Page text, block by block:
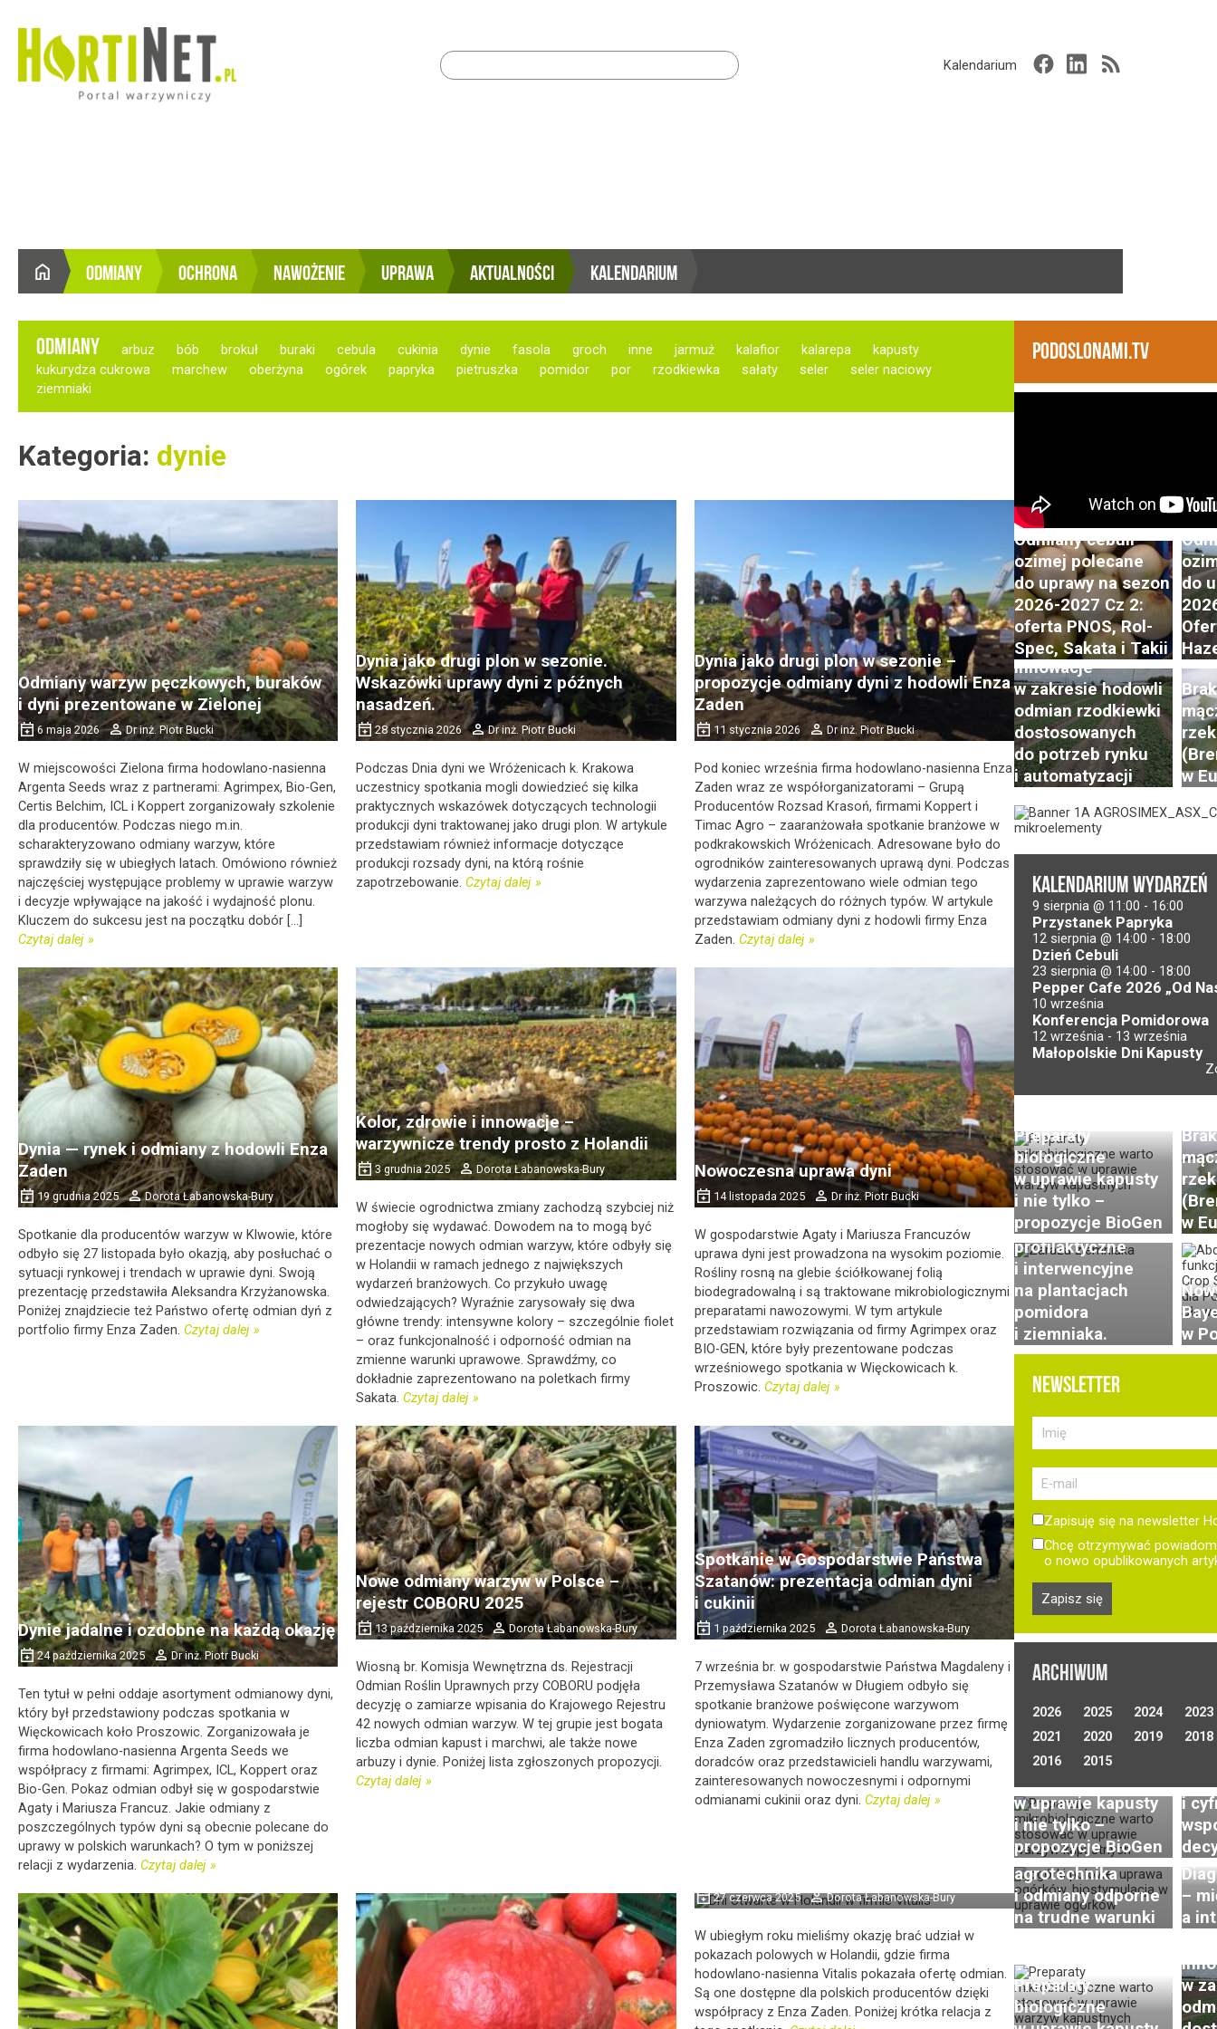
Szukaj: Kalendarium
STRONA
GŁÓWNA
ODMIANY OCHRONA NAWOŻENIE UPRAWA AKTUALNOŚCI KALENDARIUM
ODMIANY arbuz bób brokuł buraki cebula cukinia dynie fasola groch inne jarmuż kalafior kalarepa
kapusty
kukurydza cukrowa
marchew oberżyna ogórek papryka pietruszka pomidor por rzodkiewka sałaty seler
seler naciowy
ziemniaki
Kategoria: dynie
Odmiany warzyw pęczkowych, buraków
i dyni prezentowane w Zielonej
6 maja 2026 Dr inż. Piotr Bucki
W miejscowości Zielona firma hodowlano-nasienna
Argenta Seeds wraz z partnerami: Agrimpex, Bio-Gen,
Certis Belchim, ICL i Koppert zorganizowały szkolenie
dla producentów. Podczas niego m.in.
scharakteryzowano odmiany warzyw, które
sprawdziły się w ubiegłych latach. Omówiono również
najczęściej występujące problemy w uprawie warzyw
i decyzje wpływające na jakość i wydajność plonu.
Kluczem do sukcesu jest na początku dobór [...]
Czytaj dalej
Dynia jako drugi plon w sezonie.
Wskazówki uprawy dyni z późnych
nasadzeń.
28 stycznia 2026 Dr inż. Piotr Bucki
Podczas Dnia dyni we Wróżenicach k. Krakowa
uczestnicy spotkania mogli dowiedzieć się kilka
praktycznych wskazówek dotyczących technologii
produkcji dyni traktowanej jako drugi plon. W artykule
przedstawiam również informacje dotyczące
produkcji rozsady dyni, na którą rośnie
zapotrzebowanie. Czytaj dalej
Dynia jako drugi plon w sezonie –
propozycje odmiany dyni z hodowli Enza
Zaden
11 stycznia 2026 Dr inż. Piotr Bucki
Pod koniec września firma hodowlano-nasienna Enza
Zaden wraz ze współorganizatorami – Grupą
Producentów Rozsad Krasoń, firmami Koppert i
Timac Agro – zaaranżowała spotkanie branżowe w
podkrakowskich Wróżenicach. Adresowane było do
ogrodników zainteresowanych uprawą dyni. Podczas
wydarzenia zaprezentowano wiele odmian tego
warzywa należących do różnych typów. W artykule
przedstawiam odmiany dyni z hodowli firmy Enza
Zaden. Czytaj dalej
Dynia — rynek i odmiany z hodowli Enza
Zaden
19 grudnia 2025 Dorota Łabanowska-Bury
Spotkanie dla producentów warzyw w Klwowie, które
odbyło się 27 listopada było okazją, aby posłuchać o
sytuacji rynkowej i trendach w uprawie dyni. Swoją
prezentację przedstawiła Aleksandra Krzyżanowska.
Poniżej znajdziecie też Państwo ofertę odmian dyń z
portfolio firmy Enza Zaden. Czytaj dalej
Kolor, zdrowie i innowacje –
warzywnicze trendy prosto z Holandii
3 grudnia 2025 Dorota Łabanowska-Bury
W świecie ogrodnictwa zmiany zachodzą szybciej niż
mogłoby się wydawać. Dowodem na to mogą być
prezentacje nowych odmian warzyw, które odbyły się
w Holandii w ramach jednego z największych
wydarzeń branżowych. Co przykuło uwagę
odwiedzających? Wyraźnie zarysowały się dwa
główne trendy: intensywne kolory – szczególnie fiolet
– oraz funkcjonalność i odporność odmian na
zmienne warunki uprawowe. Sprawdźmy, co
dokładnie zaprezentowano na poletkach firmy
Sakata. Czytaj dalej
Nowoczesna uprawa dyni
14 listopada 2025 Dr inż. Piotr Bucki
W gospodarstwie Agaty i Mariusza Francuzów
uprawa dyni jest prowadzona na wysokim poziomie.
Rośliny rosną na glebie ściółkowanej folią
biodegradowalną i są traktowane mikrobiologicznymi
preparatami nawozowymi. W tym artykule
przedstawiam rozwiązania od firmy Agrimpex oraz
BIO-GEN, które były prezentowane podczas
wrześniowego spotkania w Więckowicach k.
Proszowic. Czytaj dalej
Dynie jadalne i ozdobne na każdą okazję
24 października 2025 Dr inż. Piotr Bucki
Ten tytuł w pełni oddaje asortyment odmianowy dyni,
który był przedstawiony podczas spotkania w
Więckowicach koło Proszowic. Zorganizowała je
firma hodowlano-nasienna Argenta Seeds we
współpracy z firmami: Agrimpex, ICL, Koppert oraz
Bio-Gen. Pokaz odmian odbył się w gospodarstwie
Agaty i Mariusza Francuz. Jakie odmiany z
poszczególnych typów dyni są obecnie polecane do
uprawy w polskich warunkach? O tym w poniższej
relacji z wydarzenia. Czytaj dalej
Nowe odmiany warzyw w Polsce –
rejestr COBORU 2025
13 października 2025 Dorota Łabanowska-Bury
Wiosną br. Komisja Wewnętrzna ds. Rejestracji
Odmian Roślin Uprawnych przy COBORU podjęła
decyzję o zamiarze wpisania do Krajowego Rejestru
42 nowych odmian warzyw. W tej grupie jest bogata
liczba odmian kapust i marchwi, ale także nowe
arbuzy i dynie. Poniżej lista zgłoszonych propozycji.
Czytaj dalej
Spotkanie w Gospodarstwie Państwa
Szatanów: prezentacja odmian dyni
i cukinii
1 października 2025 Dorota Łabanowska-Bury
7 września br. w gospodarstwie Państwa Magdaleny i
Przemysława Szatanów w Długiem odbyło się
spotkanie branżowe poświęcone warzywom
dyniowatym. Wydarzenie zorganizowane przez firmę
Enza Zaden zgromadziło licznych producentów,
doradców oraz przedstawicieli handlu warzywami,
zainteresowanych nowoczesnymi i odpornymi
odmianami cukinii oraz dyni. Czytaj dalej
27 czerwca 2025 Dorota Łabanowska-Bury
W ubiegłym roku mieliśmy okazję brać udział w
pokazach polowych w Holandii, gdzie firma
hodowlano-nasienna Vitalis pokazała ofertę odmian.
Są one dostępne dla polskich producentów dzięki
współpracy z Enza Zaden. Poniżej krótka relacja z
PODOSLONAMI.TV
Odmiany cebuli
ozimej polecane
do uprawy na sezon
2026-2027 Cz 2:
oferta PNOS, Rol-
Spec, Sakata i Takii
do
Postępy i trendy
w hodowli i uprawie
rzodkiewki. Cz. 2:
Innowacje
w zakresie hodowli
odmian rzodkiewki
dostosowanych
do potrzeb rynku
i automatyzacji
w
KALENDARIUM WYDARZEŃ
9 sierpnia @ 11:00 - 16:00
Przystanek Papryka
12 sierpnia @ 14:00 - 18:00
Dzień Cebuli
23 sierpnia @ 14:00 - 18:00
Pepper Cafe 2026 „Od
10 września
Konferencja Pomidorowa
12 września - 13 września
Małopolskie Dni Kapusty
Preparaty
biologiczne
w uprawie kapusty
i nie tylko –
propozycje BioGen
w
Zaraza ziemniaka
w natarciu.
Konieczne zabiegi
profilaktyczne
i interwencyjne
na plantacjach
pomidora
i ziemniaka.
w
NEWSLETTER
Zapisuję się na newsletter
Chcę otrzymywać
o nowo opublikowanych
ARCHIWUM
2026 2025 2024
2023
2021
2020 2019
2018
2016
2015
Preparaty
w uprawie kapusty
i nie tylko –
propozycje BioGen
w
i
Uprawa ogórków
gruntowych
(polowych) –
wyzwania,
nowoczesna
agrotechnika
i odmiany odporne
na trudne warunki
–
a
Preparaty
biologiczne
w
w